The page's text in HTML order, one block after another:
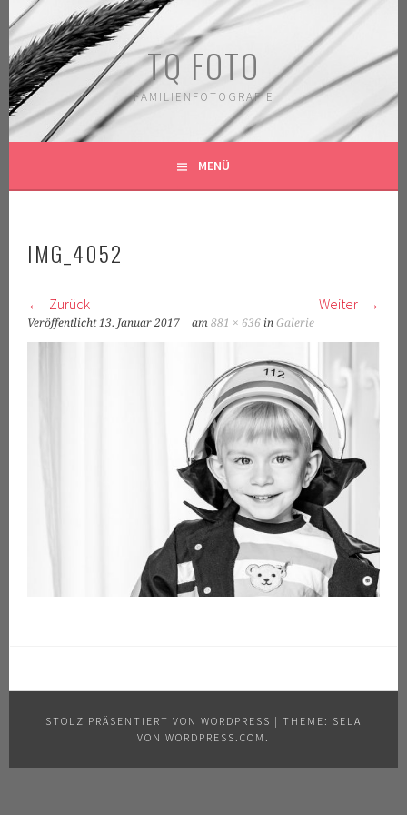
Springe
zum
Inhalt
TQ FOTO
FAMILIENFOTOGRAFIE
MENÜ
IMG_4052
Zurück Weiter
Veröffentlicht13. Januar 2017 am881 × 636 inGalerie
STOLZ PRÄSENTIERT VON WORDPRESS | THEME: SELA
VON WORDPRESS.COM